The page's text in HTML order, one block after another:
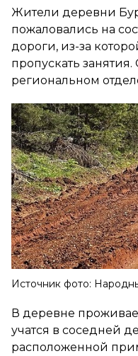
Жители деревни
пожаловались на
дороги, из-за
пропускать занятия.
региональном
Источник фото:
В деревне
учатся в соседней
расположенной